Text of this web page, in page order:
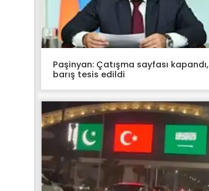
Paşinyan: Çatışma sayfası kapandı,
barış tesis edildi